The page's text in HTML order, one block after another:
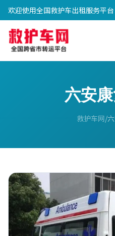
欢迎使用全国救护车出租服务平台
六安
救护车网